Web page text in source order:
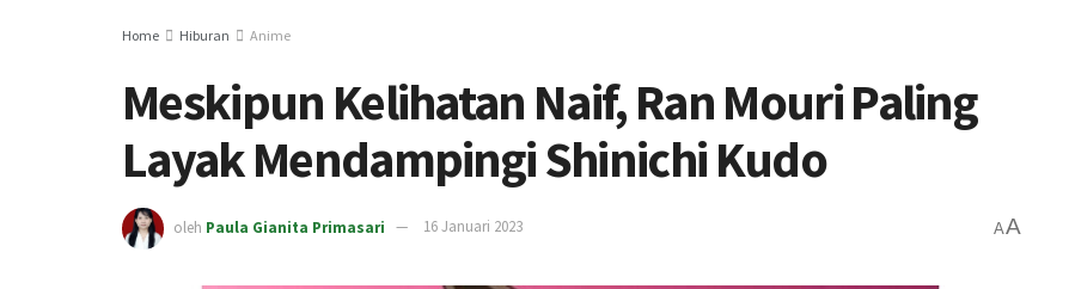
Home Hiburan Anime
Meskipun Kelihatan Naif, Ran Mouri Paling
Layak Mendampingi Shinichi Kudo
oleh Paula Gianita Primasari 16 Januari 2023 AA